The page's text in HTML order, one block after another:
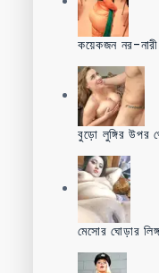
কয়েকজন নর-
বুড়ো লুঙ্গির উপর
মেসোর ঘোড়ার